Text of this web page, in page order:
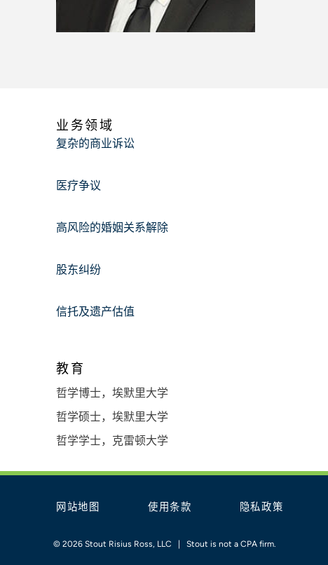
业务领域
复杂的商业诉讼
医疗争议
高风险的婚姻关系解除
股东纠纷
信托及遗产估值
教育
哲学博士，埃默里大学
哲学硕士，埃默里大学
哲学学士，克雷顿大学
网站地图 使用条款 隐私政策
© 2026 Stout Risius Ross, LLC | Stout is not a CPA firm.